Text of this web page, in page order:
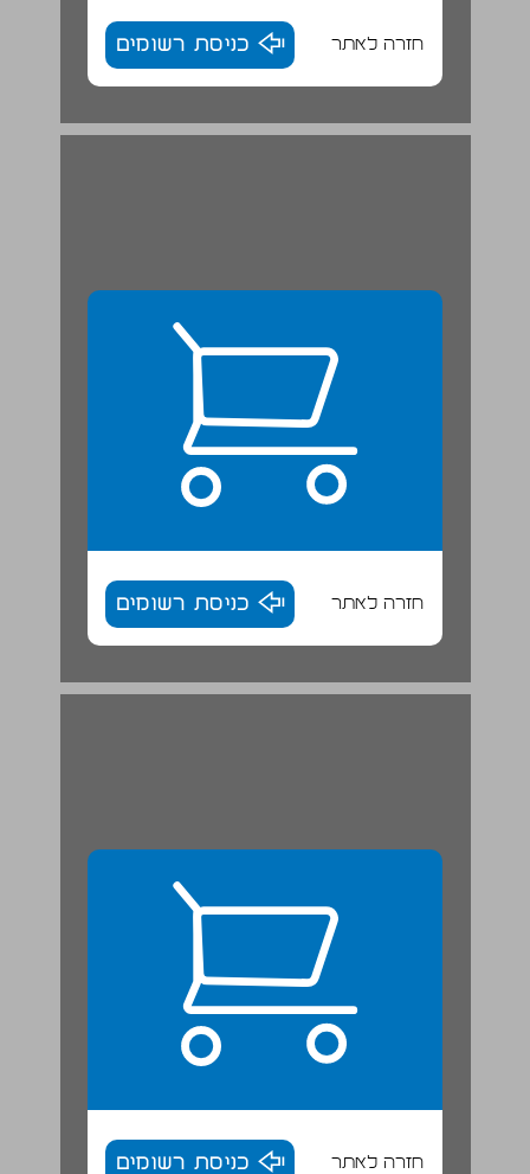
חזרה לאתר כניסת רשומים
חזרה לאתר כניסת רשומים
ג. התמודדות עם האיומים על היהודים בארץ ובאירופה: 'ואני רק מקווה שאתם בחייכם עוד תראו עולם טוב יותר', 1938-1934 ... 24
חזרה לאתר כניסת רשומים